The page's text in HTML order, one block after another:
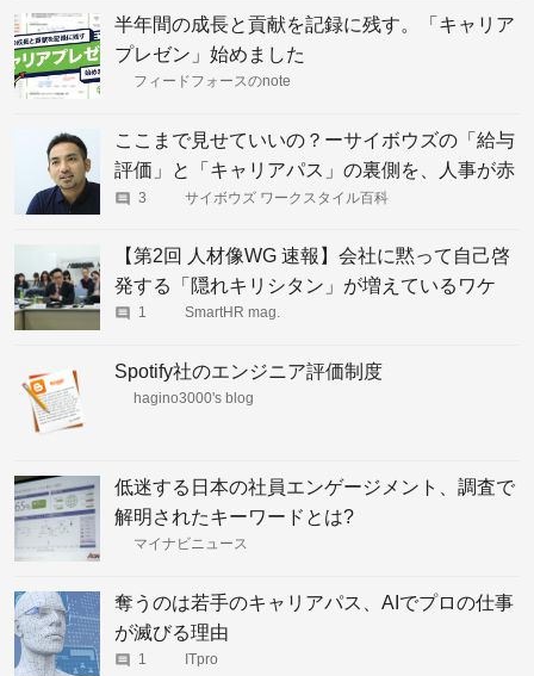
半年間の成長と貢献を記録に残す。「キャリア
プレゼン」始めました
フィードフォースのnote
ここまで見せていいの？ーサイボウズの「給与
評価」と「キャリアパス」の裏側を、人事が赤
裸々に語る
3 サイボウズ ワークスタイル百科
【第2回 人材像WG 速報】会社に黙って自己啓
発する「隠れキリシタン」が増えているワケ
1 SmartHR mag.
Spotify社のエンジニア評価制度
hagino3000's blog
低迷する日本の社員エンゲージメント、調査で
解明されたキーワードとは?
マイナビニュース
奪うのは若手のキャリアパス、AIでプロの仕事
が滅びる理由
1 ITpro